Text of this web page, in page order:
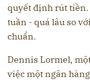
quyết định rút
tuần - quá lâu so
chuẩn.
Dennis Lormel,
việc một ngân